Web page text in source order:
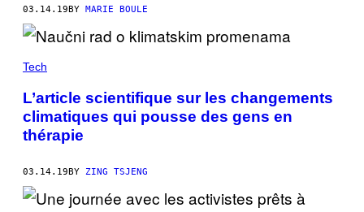
03.14.19BY MARIE BOULE
Tech
L’article scientifique sur les changements
climatiques qui pousse des gens en
thérapie
03.14.19BY ZING TSJENG